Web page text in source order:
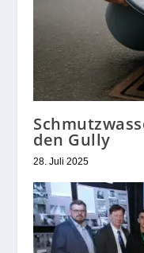
den Gully
28. Juli 2025